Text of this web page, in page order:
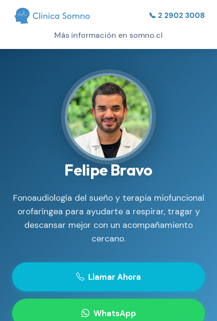
📞 2 2902 3008
Más información en somno.cl
Felipe Bravo
Fonoaudiología del sueño y terapia miofuncional
orofaríngea para ayudarte a respirar, tragar y
descansar mejor con un acompañamiento
cercano.
Llamar Ahora
WhatsApp